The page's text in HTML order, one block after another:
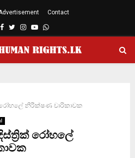
Contact
Facebook
TwitterInstagram
YoutubeWhatsapp
නිරීක්ෂණ චාරිකාවක
රෝහලේ